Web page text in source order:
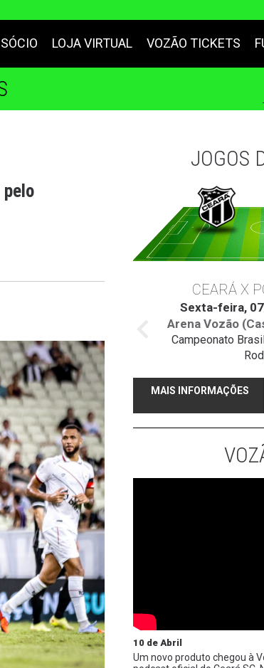
LOJA VIRTUAL VOZÃO TICKETS
pelo
JOGOS
CEARÁ X
Sexta-feira,
Arena Vozão
Campeonato
MAIS INFORMAÇÕES
10 de Abril
Um novo produto chegou à